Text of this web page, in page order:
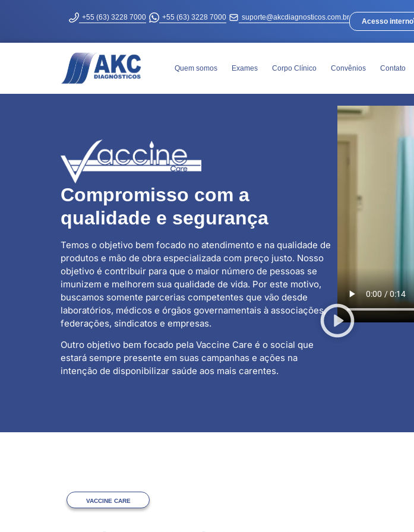
+55 (63) 3228 7000 +55 (63) 3228 7000 suporte@akcdiagnosticos.com.br Acesso interno
Quem somos Exames Corpo Clínico Convênios Contato
Compromisso com a
qualidade e segurança
Temos o objetivo bem focado no atendimento e na qualidade de
produtos e mão de obra especializada com preço justo. Nosso
objetivo é contribuir para que o maior número de pessoas se
imunizem e melhorem sua qualidade de vida. Por este motivo,
buscamos somente parcerias competentes que vão desde
laboratórios, médicos e órgãos governamentais à associações,
federações, sindicatos e empresas.
Outro objetivo bem focado pela Vaccine Care é o social que
estará sempre presente em suas campanhas e ações na
intenção de disponibilizar saúde aos mais carentes.
VACCINE CARE